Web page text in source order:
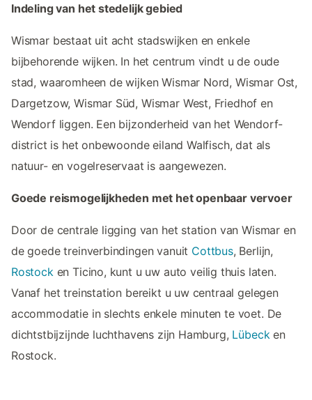
Indeling van het stedelijk gebied
Wismar bestaat uit acht stadswijken en enkele
bijbehorende wijken. In het centrum vindt u de oude
stad, waaromheen de wijken Wismar Nord, Wismar Ost,
Dargetzow, Wismar Süd, Wismar West, Friedhof en
Wendorf liggen. Een bijzonderheid van het Wendorf-
district is het onbewoonde eiland Walfisch, dat als
natuur- en vogelreservaat is aangewezen.
Goede reismogelijkheden met het openbaar vervoer
Door de centrale ligging van het station van Wismar en
de goede treinverbindingen vanuit Cottbus, Berlijn,
Rostocken Ticino, kunt u uw auto veilig thuis laten.
Vanaf het treinstation bereikt u uw centraal gelegen
accommodatie in slechts enkele minuten te voet. De
dichtstbijzijnde luchthavens zijn Hamburg, Lübecken
Rostock.